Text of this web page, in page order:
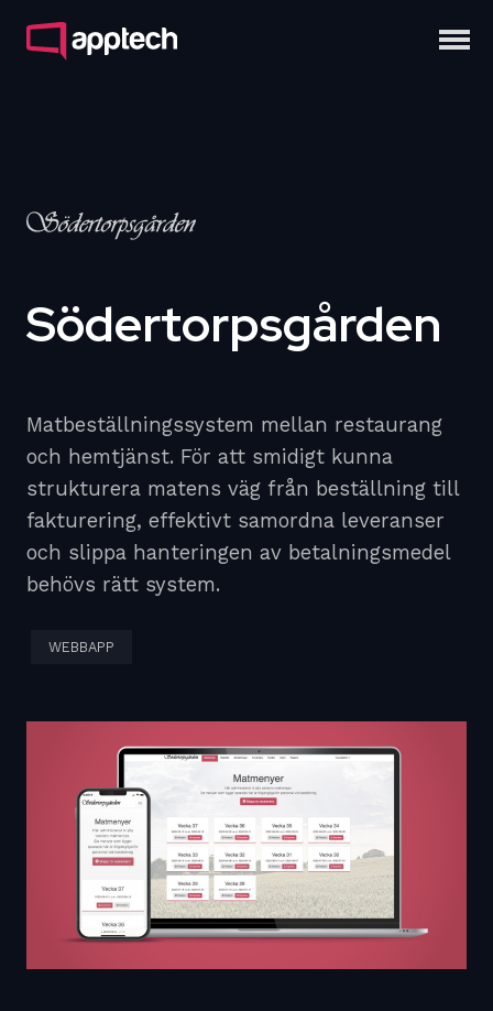
Södertorpsgården
Matbeställningssystem mellan restaurang
och hemtjänst. För att smidigt kunna
strukturera matens väg från beställning till
fakturering, effektivt samordna leveranser
och slippa hanteringen av betalningsmedel
behövs rätt system.
WEBBAPP